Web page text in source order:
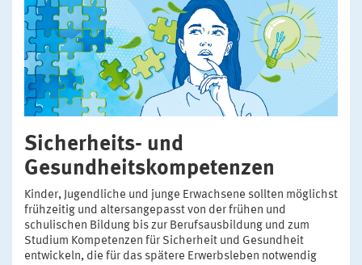
Sicherheits- und
Gesundheitskompetenzen
Kinder, Jugendliche und junge Erwachsene sollten möglichst
frühzeitig und altersangepasst von der frühen und
schulischen Bildung bis zur Berufsausbildung und zum
Studium Kompetenzen für Sicherheit und Gesundheit
entwickeln, die für das spätere Erwerbsleben notwendig